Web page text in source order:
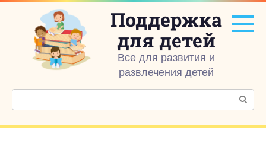
Перейти
контенту
Поддержка
для детей
Все для развития и
развлечения детей
Поиск: